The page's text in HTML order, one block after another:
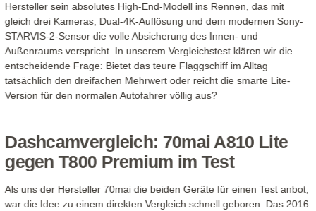
Hersteller sein absolutes High-End-Modell ins Rennen, das mit
gleich drei Kameras, Dual-4K-Auflösung und dem modernen Sony-
STARVIS-2-Sensor die volle Absicherung des Innen- und
Außenraums verspricht. In unserem Vergleichstest klären wir die
entscheidende Frage: Bietet das teure Flaggschiff im Alltag
tatsächlich den dreifachen Mehrwert oder reicht die smarte Lite-
Version für den normalen Autofahrer völlig aus?
Dashcamvergleich: 70mai A810 Lite
gegen T800 Premium im Test
Als uns der Hersteller 70mai die beiden Geräte für einen Test anbot,
war die Idee zu einem direkten Vergleich schnell geboren. Das 2016